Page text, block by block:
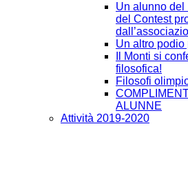
Un alunno del
del Contest
Un altro podio
Il Monti si
filosofica!
Filosofi
ALUNNE
Attività 2019-2020